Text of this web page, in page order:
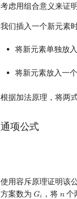
考虑用组合意义来证明
我们插入一个新元素
将新元素单独放
将新元素放入一
根据加法原理，将两
通项公式
使用容斥原理证明该
方案数为 𝐺
Gi ，将 𝑛
n 个